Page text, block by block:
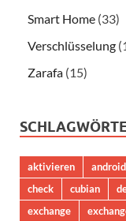
Smart Home (33)
Verschlüsselung
Zarafa (15)
aktivieren android
check
cubian
exchange